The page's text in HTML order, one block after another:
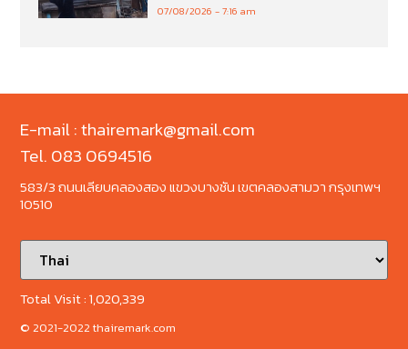
07/08/2026 7:16 am
E-mail : thairemark@gmail.com
Tel. 083 0694516
583/3 ถนนเลียบคลองสอง แขวงบางชัน เขตคลองสามวา กรุงเทพฯ
10510
Total Visit :1,020,339
© 2021-2022 thairemark.com